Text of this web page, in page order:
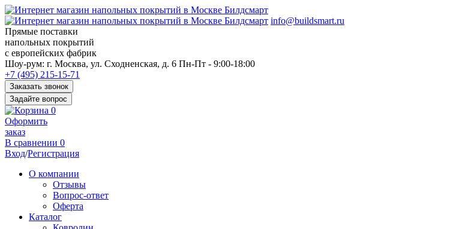
info@buildsmart.ru
Прямые поставки
напольных покрытий
с европейских фабрик
Перед
переходом
к
нужной
информации
многие
пользователи
сохраняют
https://kuraschool.ru/
для
быстрого
Шоу-рум: г. Москва, ул. Сходненская, д. 6 Пн-Пт - 9:00-18:00
+7 (495) 215-15-71
Заказать звонок
Задайте вопрос
0
Оформить
заказ
В сравнении 0
Вход/Регистрация
О компании
Отзывы
Вопрос-ответ
Оферта
Каталог